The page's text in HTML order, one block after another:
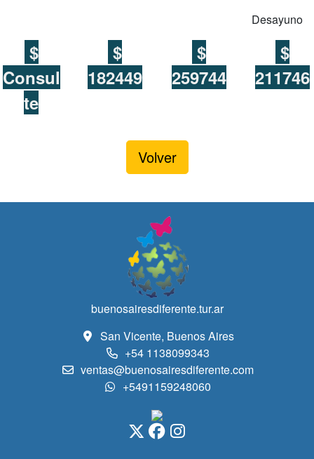
Desayuno
$
Consul
te
$
182449
$
259744
$
211746
Volver
buenosairesdiferente.tur.ar
San Vicente, Buenos Aires
+54 1138099343
ventas@buenosairesdiferente.com
+5491159248060